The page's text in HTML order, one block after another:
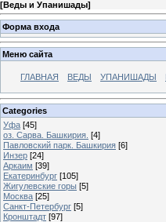
[Веды и Упанишады]
Форма входа
Меню сайта
ГЛАВНАЯ ВЕДЫ УПАНИШАДЫ
Categories
Уфа [45]
оз. Сарва. Башкирия. [4]
Павловский парк. Башкирия [6]
Инзер [24]
Аркаим [39]
Екатеринбург [105]
Жигулевские горы [5]
Москва [25]
Санкт-Петербург [5]
Кронштадт [97]